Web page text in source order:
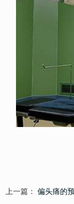
上一篇：偏头痛的